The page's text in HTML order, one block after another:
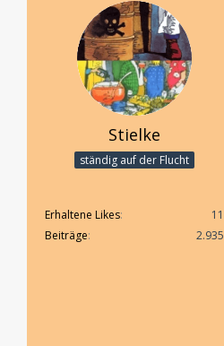
Stielke
ständig auf der Flucht
Erhaltene Likes
11
Beiträge
2.935